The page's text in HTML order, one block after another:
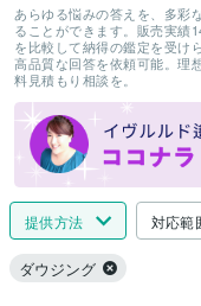
あらゆる悩みの答えを、多彩
ることができます。販売実績
を比較して納得の鑑定を受け
高品質な回答を依頼可能。理
料見積もり相談を。
提供方法 対応範
ダウジング